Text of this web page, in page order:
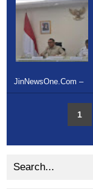
JinNewsOne.Com –
1